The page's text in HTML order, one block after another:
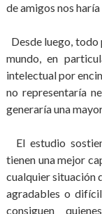
de amigos nos
Desde luego, todo
mundo, en
intelectual por
no representaría
generaría una
El estudio
tienen una mejor
cualquier situación
agradables o
consiguen